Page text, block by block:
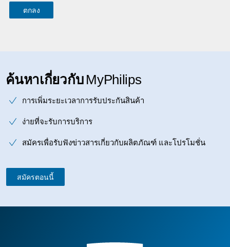
ค้นหาเกี่ยวกับ MyPhilips
การเพิ่มระยะเวลาการรับประกันสินค้า
ง่ายที่จะรับการบริการ
สมัครเพื่อรับฟังข่าวสารเกี่ยวกับผลิตภัณฑ์ และโปรโมชั่น
สมัครตอนนี้